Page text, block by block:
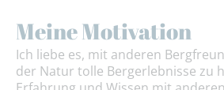
Meine Motivation
Ich liebe es, mit anderen
der Natur tolle Bergerlebnisse zu